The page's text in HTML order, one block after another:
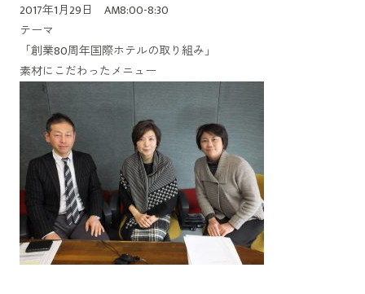
2017年1月29日 AM8:00-8:30
テーマ
「創業80周年国際ホテルの取り組み」
素材にこだわったメニュー